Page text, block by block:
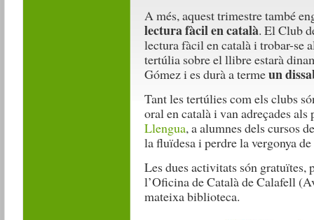
A més, aquest trimestre també
lectura fàcil en català. El Club
lectura fàcil en català i trobar-se
tertúlia sobre el llibre estarà
Gómez i es durà a termeun
Tant les tertúlies com els clubs
oral en català i van adreçades
Llengua, a alumnes dels cursos
la fluïdesa i perdre la vergonya
Les dues activitats són gratuïtes,
l’Oficina de Català de Calafell
mateixa biblioteca.